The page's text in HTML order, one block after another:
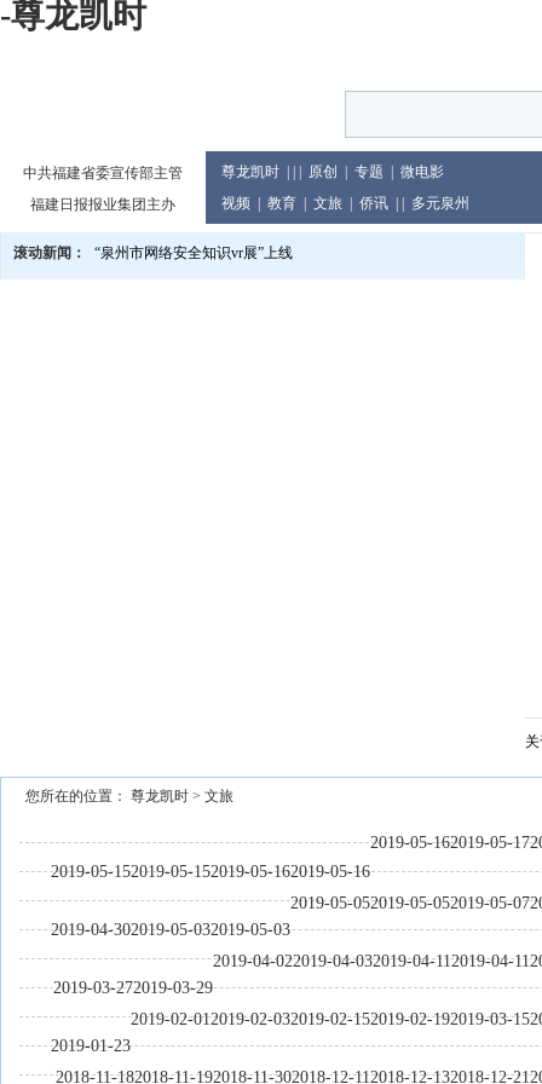
-尊龙凯时
中共福建省委宣传部主管
福建日报报业集团主办
尊龙凯时 原创 专题
微电影
视频
教育 文旅 侨讯 多元泉州
滚动新闻： “泉州市网络安全知识vr展”上线
您所在的位置： 尊龙凯时 > 文旅
2019-05-17
2019-05-16
2019-05-16
2019-05-16
2019-05-15
2019-05-15
2019-05-07
2019-05-05
2019-05-05
2019-05-03
2019-05-03
2019-04-30
2019-04-11
2019-04-11
2019-04-03
2019-04-02
2019-03-29
2019-03-27
2019-03-15
2019-02-19
2019-02-15
2019-02-03
2019-02-01
2019-01-23
2018-12-21
2018-12-13
2018-12-11
2018-11-30
2018-11-19
2018-11-18